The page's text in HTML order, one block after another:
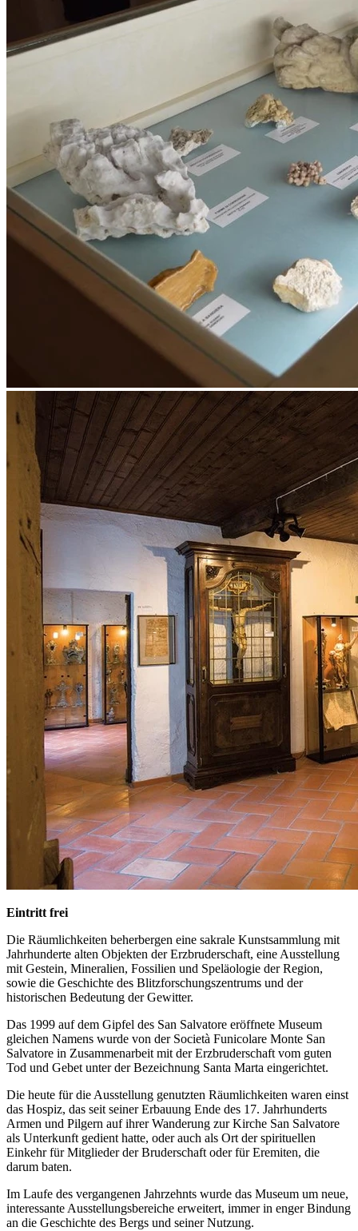
Eintritt frei
Die Räumlichkeiten beherbergen eine sakrale Kunstsammlung mit
Jahrhunderte alten Objekten der Erzbruderschaft, eine Ausstellung
mit Gestein, Mineralien, Fossilien und Speläologie der Region,
sowie die Geschichte des Blitzforschungszentrums und der
historischen Bedeutung der Gewitter.
Das 1999 auf dem Gipfel des San Salvatore eröffnete Museum
gleichen Namens wurde von der Società Funicolare Monte San
Salvatore in Zusammenarbeit mit der Erzbruderschaft vom guten
Tod und Gebet unter der Bezeichnung Santa Marta eingerichtet.
Die heute für die Ausstellung genutzten Räumlichkeiten waren einst
das Hospiz, das seit seiner Erbauung Ende des 17. Jahrhunderts
Armen und Pilgern auf ihrer Wanderung zur Kirche San Salvatore
als Unterkunft gedient hatte, oder auch als Ort der spirituellen
Einkehr für Mitglieder der Bruderschaft oder für Eremiten, die
darum baten.
Im Laufe des vergangenen Jahrzehnts wurde das Museum um neue,
interessante Ausstellungsbereiche erweitert, immer in enger Bindung
an die Geschichte des Bergs und seiner Nutzung.